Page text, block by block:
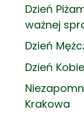
Dzień
ważnej
Dzień
Dzień
Krakowa